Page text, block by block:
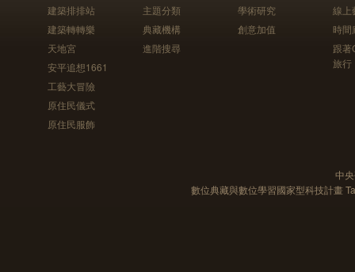
建築排排站
建築轉轉樂
天地宮
安平追想1661
工藝大冒險
原住民儀式
原住民服飾
主題分類
典藏機構
進階搜尋
學術研究
創意加值
線上
時間
跟
旅行
中
數位典藏與數位學習國家型科技計畫